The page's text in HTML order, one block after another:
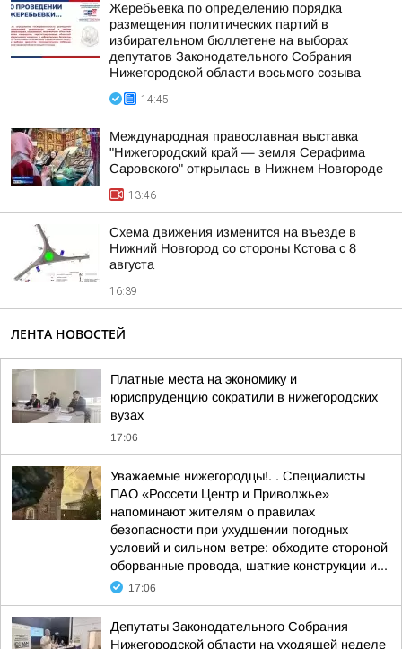
Жеребьевка по определению порядка
размещения политических партий в
избирательном бюллетене на выборах
депутатов Законодательного Собрания
Нижегородской области восьмого созыва
14:45
Международная православная выставка
"Нижегородский край — земля Серафима
Саровского" открылась в Нижнем Новгороде
13:46
Схема движения изменится на въезде в
Нижний Новгород со стороны Кстова с 8
августа
16:39
ЛЕНТА НОВОСТЕЙ
Платные места на экономику и
юриспруденцию сократили в нижегородских
вузах
17:06
Уважаемые нижегородцы!. . Специалисты
ПАО «Россети Центр и Приволжье»
напоминают жителям о правилах
безопасности при ухудшении погодных
условий и сильном ветре: обходите стороной
оборванные провода, шаткие конструкции и...
17:06
Депутаты Законодательного Собрания
Нижегородской области на уходящей неделе